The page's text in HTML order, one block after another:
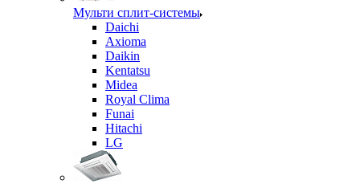
Мульти сплит-системы
Daichi
Axioma
Daikin
Kentatsu
Midea
Royal Clima
Funai
Hitachi
LG